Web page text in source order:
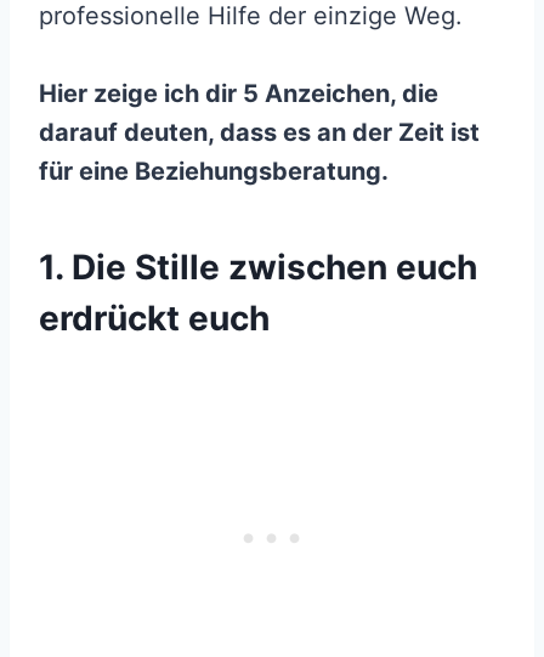
professionelle Hilfe der einzige Weg.
Hier zeige ich dir 5 Anzeichen, die
darauf deuten, dass es an der Zeit ist
für eine Beziehungsberatung.
1. Die Stille zwischen euch
erdrückt euch